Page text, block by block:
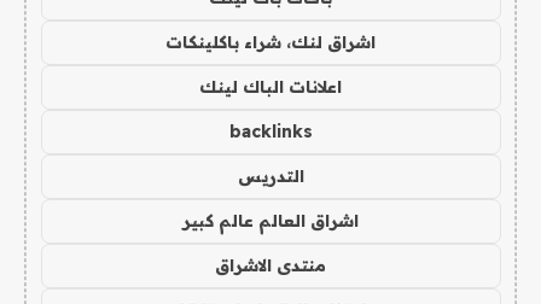
اشراق لنك، شراء باكلينكات
اعلانات الباك لينك
backlinks
التدريس
اشراق العالم عالم كبير
منتدى الاشراق